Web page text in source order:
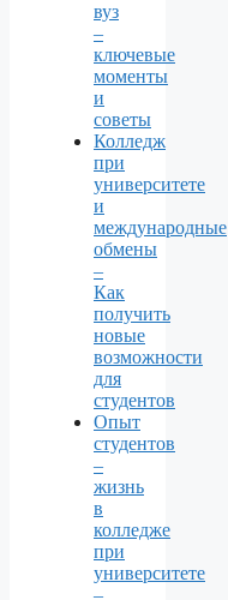
вуз
–
ключевые
моменты
и
советы
Колледж
при
университете
и
международные
обмены
–
Как
получить
новые
возможности
для
студентов
Опыт
студентов
–
жизнь
в
колледже
при
университете
–